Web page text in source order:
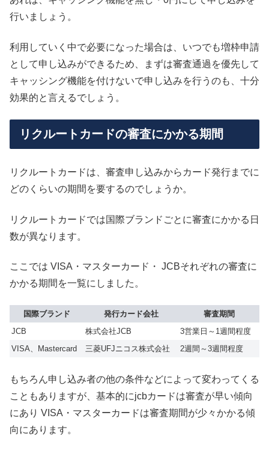
行いましょう。
利用していく中で必要になった場合は、いつでも増枠申請
として申し込みができるため、まずは審査通過を優先して
キャッシング機能を付けないで申し込みを行うのも、十分
効果的と言えるでしょう。
リクルートカードの審査にかかる期間
リクルートカードは、審査申し込みからカード発行までに
どのくらいの期間を要するのでしょうか。
リクルートカードでは国際ブランドごとに審査にかかる日
数が異なります。
ここでは VISA・マスターカード・ JCBそれぞれの審査に
かかる期間を一覧にしました。
国際ブランド 発行カード会社
審査期間
JCB
株式会社JCB
3営業日～1週間程度
VISA、Mastercard
三菱UFJニコス株式会社 2週間～3週間程度
もちろん申し込み者の他の条件などによって変わってくる
こともありますが、基本的にjcbカードは審査が早い傾向
にあり VISA・マスターカードは審査期間が少々かかる傾
向にあります。